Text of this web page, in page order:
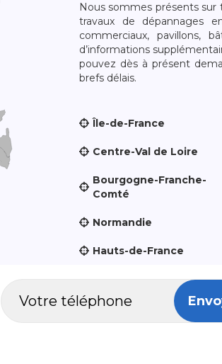
Nous sommes présents
travaux de dépannages
commerciaux, pavillons,
d’informations
pouvez dès à présent
brefs délais.
Île-de-France
Centre-Val de Loire
Bourgogne-Franche-
Comté
Normandie
Hauts-de-France